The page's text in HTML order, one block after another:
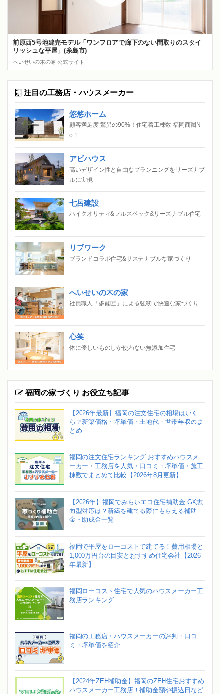
前原西5号地建売モデル「ワンフロアで廊下のない間取りのスタイ
リッシュな平屋」(糸島市)
へいせいの木の家 公式サイト
注目の工務店・ハウスメーカー
悠悠ホーム
顧客満足度 驚異の90%！住宅着工棟数 福岡商圏N
o.1
アビハウス
高いデザイン性と自由なプランニングをリーズナブ
ルに実現
七呂建設
ハイクオリティ&フルスペック&リーズナブル住宅
リブワーク
ブランドコラボ住宅&サステナブルな家づくり
へいせいの木の家
社員職人「多能匠」による強靭で快適な家づくり
心笑
体に優しいものしか使わない無添加住宅
福岡の家づくり お役立ち記事
【2026年最新】福岡の注文住宅の相場はいく
ら？新築価格・坪単価・土地代・世帯年収のま
とめ
福岡の注文住宅ランキング おすすめハウスメ
ーカー・工務店を人気・口コミ・坪単価・施工
棟数でまとめて比較【2026年8月更新】
【2026年】福岡でみらいエコ住宅補助金 GX志
向型対応は？新築を建てる際にもらえる補助
金・助成金一覧
福岡で平屋をローコストで建てる！費用相場と
1,000万円台の目安とおすすめ住宅会社【2026
年最新】
福岡ローコスト住宅で人気のハウスメーカー工
務店ランキング
福岡の工務店・ハウスメーカーの評判・口コ
ミ・坪単価を紹介
【2024年ZEH補助金】福岡のZEH住宅おすすめ
ハウスメーカー工務店！補助金額や振込日など